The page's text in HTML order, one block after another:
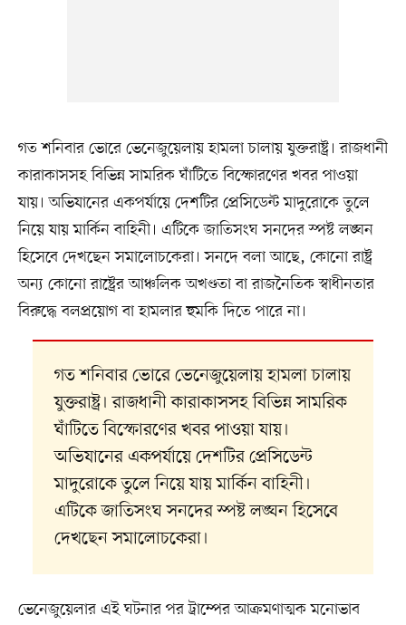
গত শনিবার ভোরে ভেনেজুয়েলায় হামলা চালায় যুক্তরাষ্ট্র। রাজধানী
কারাকাসসহ বিভিন্ন সামরিক ঘাঁটিতে বিস্ফোরণের খবর পাওয়া
যায়। অভিযানের একপর্যায়ে দেশটির প্রেসিডেন্ট মাদুরোকে তুলে
নিয়ে যায় মার্কিন বাহিনী। এটিকে জাতিসংঘ সনদের স্পষ্ট লঙ্ঘন
হিসেবে দেখছেন সমালোচকেরা। সনদে বলা আছে, কোনো রাষ্ট্র
অন্য কোনো রাষ্ট্রের আঞ্চলিক অখণ্ডতা বা রাজনৈতিক স্বাধীনতার
বিরুদ্ধে বলপ্রয়োগ বা হামলার হুমকি দিতে পারে না।
গত শনিবার ভোরে ভেনেজুয়েলায় হামলা চালায়
যুক্তরাষ্ট্র। রাজধানী কারাকাসসহ বিভিন্ন সামরিক
ঘাঁটিতে বিস্ফোরণের খবর পাওয়া যায়।
অভিযানের একপর্যায়ে দেশটির প্রেসিডেন্ট
মাদুরোকে তুলে নিয়ে যায় মার্কিন বাহিনী।
এটিকে জাতিসংঘ সনদের স্পষ্ট লঙ্ঘন হিসেবে
দেখছেন সমালোচকেরা।
ভেনেজুয়েলার এই ঘটনার পর ট্রাম্পের আক্রমণাত্মক মনোভাব